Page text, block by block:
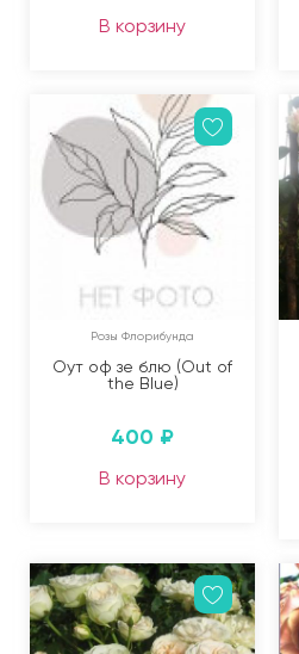
В корзину
Розы Флорибунда
Оут оф зе блю (Out of
the Blue)
400 ₽
В корзину